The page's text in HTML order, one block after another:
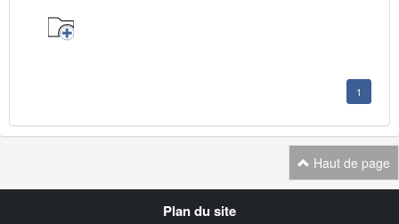
1
Haut de page
Plan du site